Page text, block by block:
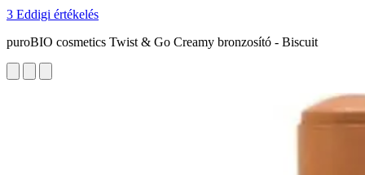
3 Eddigi értékelés
puroBIO cosmetics Twist & Go Creamy bronzosító - Biscuit